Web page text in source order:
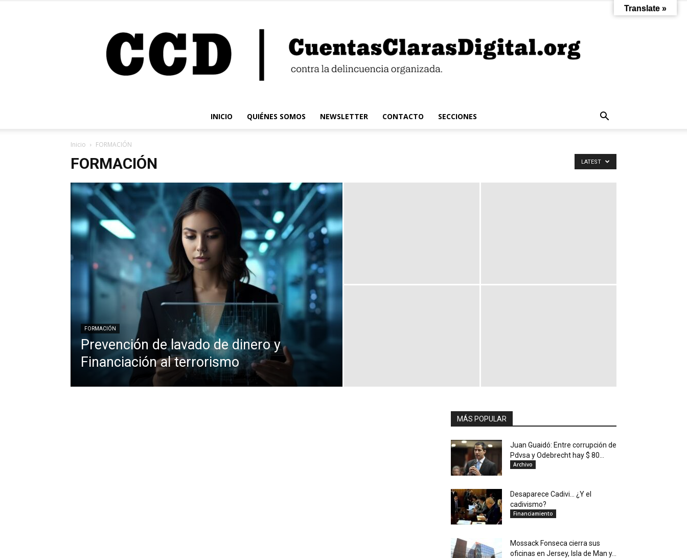
INICIO QUIÉNES SOMOS NEWSLETTER CONTACTO SECCIONES
Inicio FORMACIÓN
FORMACIÓN LATEST
FORMACIÓN
Prevención de lavado de dinero y
Financiación al terrorismo
MÁS POPULAR
Juan Guaidó: Entre corrupción de
Pdvsa y Odebrecht hay $ 80...
Archivo
Desaparece Cadivi… ¿Y el
cadivismo?
Financiamiento
Mossack Fonseca cierra sus
oficinas en Jersey, Isla de Man y...
Translate »